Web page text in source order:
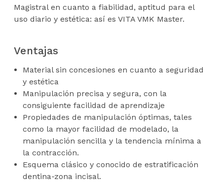
Magistral en cuanto a fiabilidad, aptitud para el
uso diario y estética: así es VITA VMK Master.
Ventajas
Material sin concesiones en cuanto a seguridad
y estética
Manipulación precisa y segura, con la
consiguiente facilidad de aprendizaje
Propiedades de manipulación óptimas, tales
como la mayor facilidad de modelado, la
manipulación sencilla y la tendencia mínima a
la contracción.
Esquema clásico y conocido de estratificación
dentina-zona incisal.